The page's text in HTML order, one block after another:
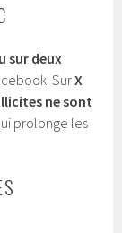
sur deux
SurX
ne sont
prolonge les